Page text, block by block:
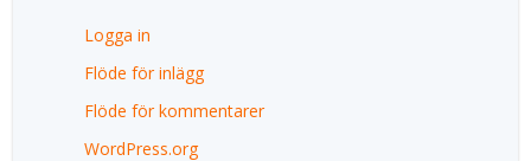
Logga in
Flöde för inlägg
Flöde för kommentarer
WordPress.org